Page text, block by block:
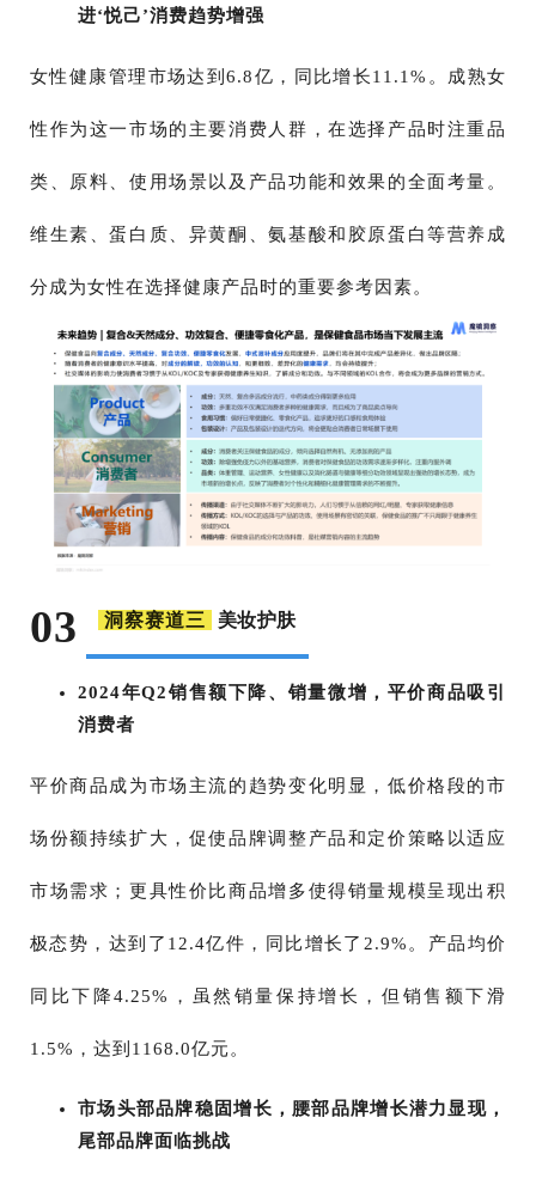
进‘悦己’消费趋势增强
女性健康管理市场达到6.8亿，同比增长11.1%。成熟女
性作为这一市场的主要消费人群，在选择产品时注重品
类、原料、使用场景以及产品功能和效果的全面考量。
维生素、蛋白质、异黄酮、氨基酸和胶原蛋白等营养成
分成为女性在选择健康产品时的重要参考因素。
03 洞察赛道三 美妆护肤
2024年Q2销售额下降、销量微增，平价商品吸引
消费者
平价商品成为市场主流的趋势变化明显，低价格段的市
场份额持续扩大，促使品牌调整产品和定价策略以适应
市场需求；更具性价比商品增多使得销量规模呈现出积
极态势，达到了12.4亿件，同比增长了2.9%。产品均价
同比下降4.25%，虽然销量保持增长，但销售额下滑
1.5%，达到1168.0亿元。
市场头部品牌稳固增长，腰部品牌增长潜力显现，
尾部品牌面临挑战